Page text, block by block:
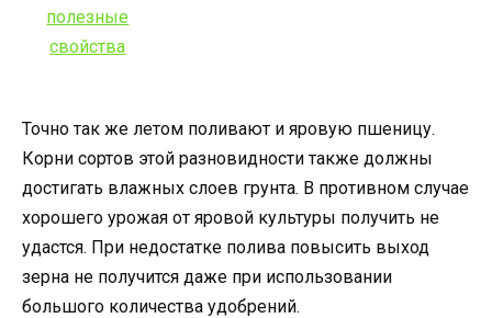
Точно так же летом поливают и яровую пшеницу.
Корни сортов этой разновидности также должны
достигать влажных слоев грунта. В противном случае
хорошего урожая от яровой культуры получить не
удастся. При недостатке полива повысить выход
зерна не получится даже при использовании
большого количества удобрений.